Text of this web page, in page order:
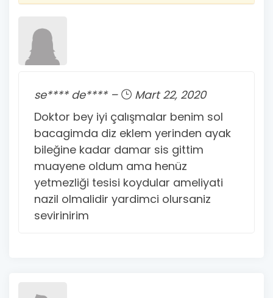
se**** de**** –
Mart 22, 2020
Doktor bey iyi çalışmalar benim sol
bacagimda diz eklem yerinden ayak
bileğine kadar damar sis gittim
muayene oldum ama henüz
yetmezliği tesisi koydular ameliyati
nazil olmalidir yardimci olursaniz
sevirinirim